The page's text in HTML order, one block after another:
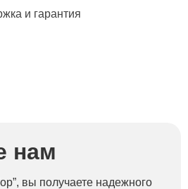
и гарантия
нам
вы получаете надежного